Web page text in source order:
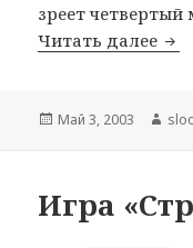
зреет
Читать далее
Опубликовано
Май 3, 2003
Игра